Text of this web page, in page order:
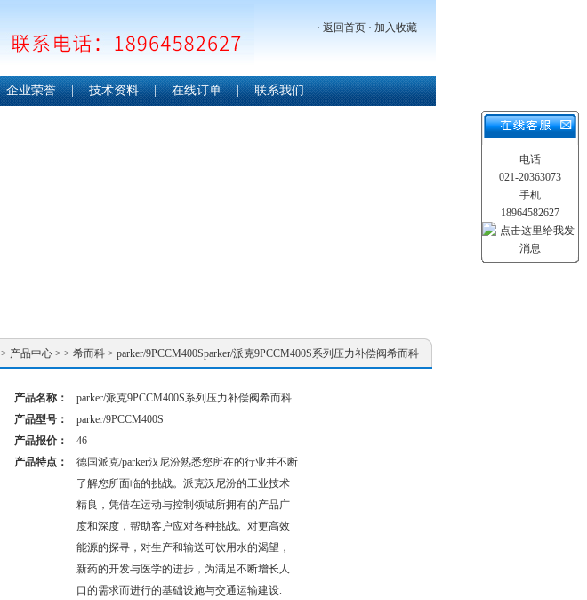
· 返回首页 · 加入收藏
企业荣誉 | 技术资料 | 在线订单 | 联系我们
> 产品中心 > > 希而科 > parker/9PCCM400Sparker/派克9PCCM400S系列压力补偿阀希而科
产品名称：
parker/派克9PCCM400S系列压力补偿阀希而科
产品型号：
parker/9PCCM400S
产品报价：
46
产品特点：
德国派克/parker汉尼汾熟悉您所在的行业并不断
了解您所面临的挑战。派克汉尼汾的工业技术
精良，凭借在运动与控制领域所拥有的产品广
度和深度，帮助客户应对各种挑战。对更高效
能源的探寻，对生产和输送可饮用水的渴望，
新药的开发与医学的进步，为满足不断增长人
口的需求而进行的基础设施与交通运输建设.
电话
021-20363073
手机
18964582627